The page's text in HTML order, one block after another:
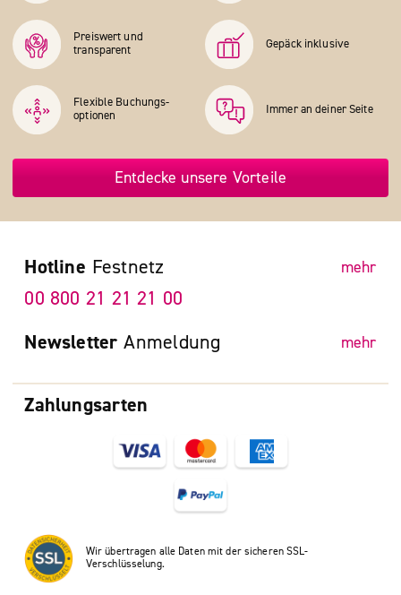
Preiswert und
transparent
Gepäck inklusive
Flexible Buchungs­
optionen
Immer an deiner Seite
Entdecke unsere Vorteile
Zahlungsarten
Wir übertragen alle Daten mit der sicheren SSL-
Verschlüsselung.
Hotline Festnetz mehr
00 800 21 21 21 00
Newsletter Anmeldung mehr